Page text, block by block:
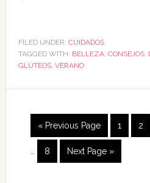
FILED UNDER: CUIDADOS
TAGGED WITH: BELLEZA, CONSEJOS,
GLÚTEOS, VERANO
« Previous Page 1 2
8 Next Page »